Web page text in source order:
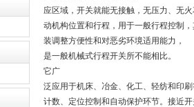
应区域，开关就能无接触，无压力、无
动机构位置和行程，用于一般行程控制
装调整方便性和对恶劣环境适用能力，
是一般机械式行程开关所不能相比。
它广
泛应用于机床、冶金、化工、轻纺和印
计数、定位控制和自动保护环节。接近